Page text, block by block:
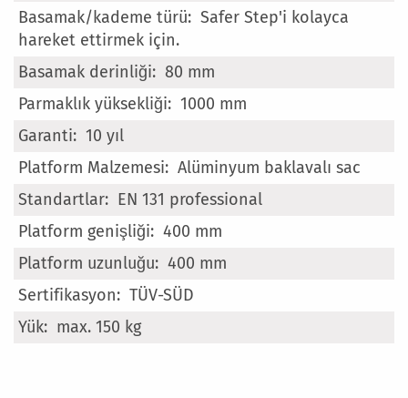
Safer Step'i kolayca
hareket ettirmek için.
80 mm
1000 mm
10 yıl
Alüminyum baklavalı sac
EN 131 professional
400 mm
400 mm
TÜV-SÜD
max. 150 kg